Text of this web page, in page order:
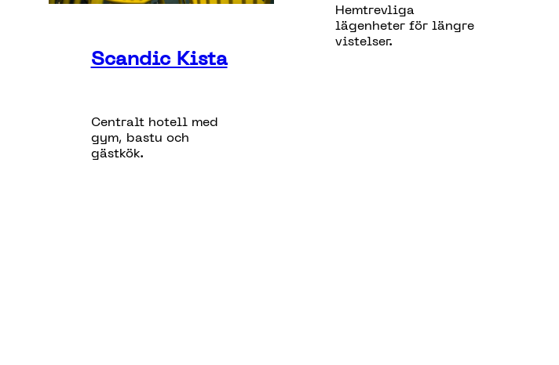
Scandic Kista
Centralt hotell med
gym, bastu och
gästkök.
Hemtrevliga
lägenheter för längre
vistelser.